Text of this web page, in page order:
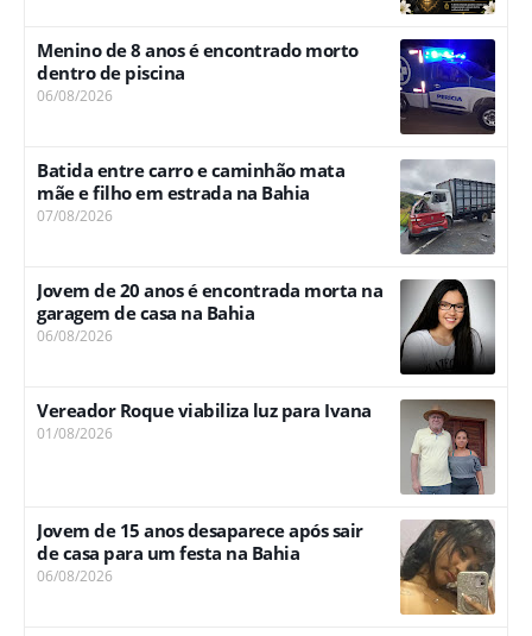
Menino de 8 anos é encontrado morto
dentro de piscina
06/08/2026
Batida entre carro e caminhão mata
mãe e filho em estrada na Bahia
07/08/2026
Jovem de 20 anos é encontrada morta na
garagem de casa na Bahia
06/08/2026
Vereador Roque viabiliza luz para Ivana
01/08/2026
Jovem de 15 anos desaparece após sair
de casa para um festa na Bahia
06/08/2026